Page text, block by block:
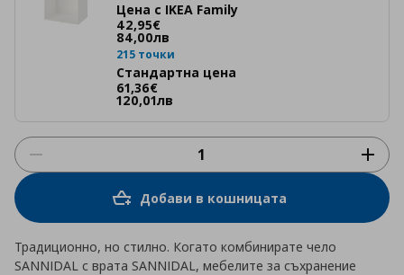
Цена с IKEA Family
42,95€
Цена42,95 €
84,00лв
215 точки
Стандартна цена
61,36€
Цена61,36 €
120,01лв
Добави в кошницата
Традиционно, но стилно. Когато комбинирате чело
SANNIDAL с врата SANNIDAL, мебелите за съхранение